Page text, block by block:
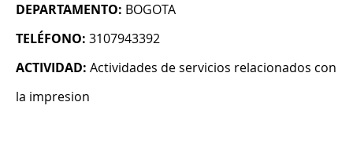
DEPARTAMENTO: BOGOTA
TELÉFONO: 3107943392
ACTIVIDAD: Actividades de servicios relacionados con
la impresion